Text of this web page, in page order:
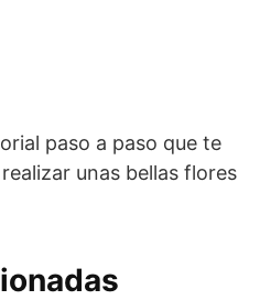
paso a paso que te
unas bellas flores